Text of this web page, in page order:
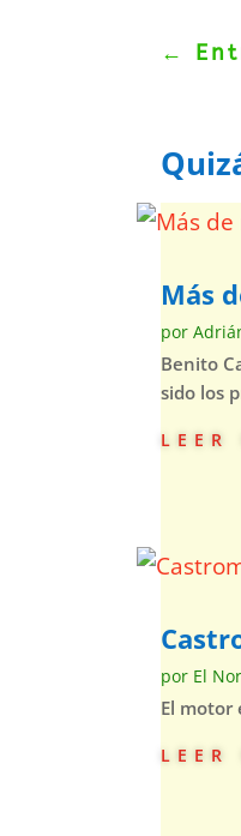
←
Más
por
Benito
sido los
leer
por El
El motor
leer